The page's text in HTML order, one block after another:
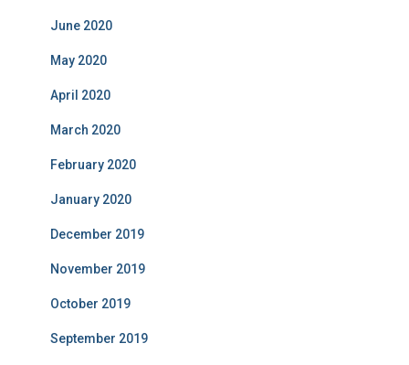
June 2020
May 2020
April 2020
March 2020
February 2020
January 2020
December 2019
November 2019
October 2019
September 2019